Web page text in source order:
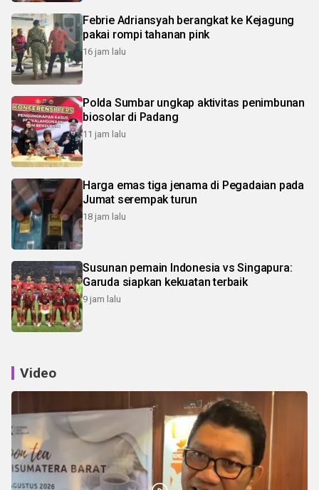
Febrie Adriansyah berangkat ke Kejagung
pakai rompi tahanan pink
16 jam lalu
Polda Sumbar ungkap aktivitas penimbunan
biosolar di Padang
11 jam lalu
Harga emas tiga jenama di Pegadaian pada
Jumat serempak turun
18 jam lalu
Susunan pemain Indonesia vs Singapura:
Garuda siapkan kekuatan terbaik
9 jam lalu
Video